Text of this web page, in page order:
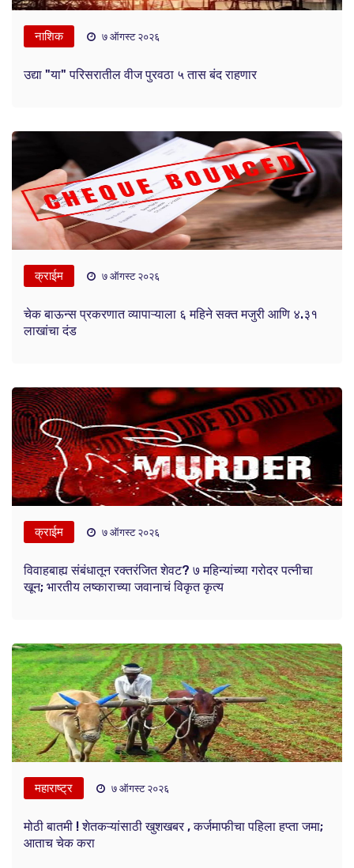
नाशिक ७ ऑगस्ट २०२६
उद्या "या" परिसरातील वीज पुरवठा ५ तास बंद राहणार
क्राईम ७ ऑगस्ट २०२६
चेक बाऊन्स प्रकरणात व्यापाऱ्याला ६ महिने सक्त मजुरी आणि ४.३१
लाखांचा दंड
क्राईम ७ ऑगस्ट २०२६
विवाहबाह्य संबंधातून रक्तरंजित शेवट? ७ महिन्यांच्या गरोदर पत्नीचा
खून; भारतीय लष्काराच्या जवानाचं विकृत कृत्य
महाराष्ट्र ७ ऑगस्ट २०२६
मोठी बातमी ! शेतकऱ्यांसाठी खुशखबर , कर्जमाफीचा पहिला हप्ता जमा;
आताच चेक करा